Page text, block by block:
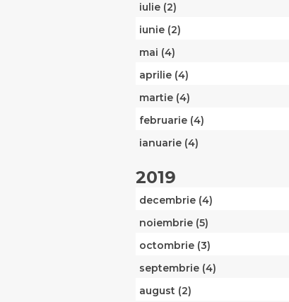
iulie (2)
iunie (2)
mai (4)
aprilie (4)
martie (4)
februarie (4)
ianuarie (4)
2019
decembrie (4)
noiembrie (5)
octombrie (3)
septembrie (4)
august (2)